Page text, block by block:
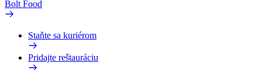
Bolt Food
Staňte sa kuriérom
Pridajte reštauráciu